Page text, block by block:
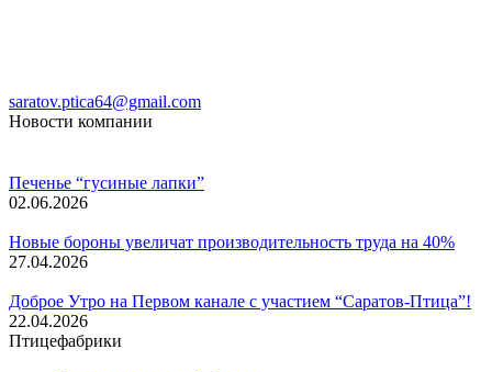
saratov.ptica64@gmail.com
Новости компании
Печенье “гусиные лапки”
02.06.2026
Новые бороны увеличат производительность труда на 40%
27.04.2026
Доброе Утро на Первом канале с участием “Саратов-Птица”!
22.04.2026
Птицефабрики